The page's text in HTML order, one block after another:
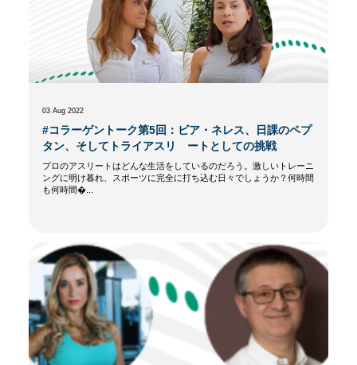
03 Aug 2022
#コラーゲントーク第5回：ビア・ネレス、日課のペプ
タン、そしてトライアスリ ートとしての挑戦
プロのアスリートはどんな生活をしているのだろう。激しいトレーニ
ングに明け暮れ、スポーツに完全に打ち込む日々でしょうか？何時間
も何時間�...